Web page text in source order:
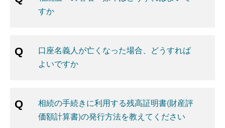
すか
口座名義人が亡くなった場合、どうすれば
よいですか
相続の手続きに利用する残高証明書(財産評
価額計算書)の発行方法を教えてください